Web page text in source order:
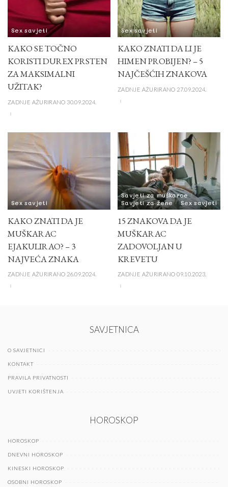
Sex savjeti
KAKO SE TOČNO
KORISTI DUREX PRSTEN
ZA MAKSIMALNI
UŽITAK?
ZADNJE AŽURIRANO 30.09.2024.
Sex savjeti
KAKO ZNATI DA LI JE
HIMEN PROBIJEN? – 5
NAJČEŠĆIH ZNAKOVA
ZADNJE AŽURIRANO 27.09.2024.
Sex savjeti
KAKO ZNATI DA JE
MUŠKARAC
EJAKULIRAO? – 3
NAJVEĆA ZNAKA
ZADNJE AŽURIRANO 26.09.2024.
Savjeti za muškarce
Savjeti za žene
Sex savjeti
15 ZNAKOVA DA JE
MUŠKARAC
ZADOVOLJAN U
KREVETU
ZADNJE AŽURIRANO 09.10.2023.
SAVJETNICA
O SAVJETNICI
KONTAKT
PRAVILA PRIVATNOSTI
UVJETI KORIŠTENJA
HOROSKOP
HOROSKOP
DNEVNI HOROSKOP
KINESKI HOROSKOP
OSOBNI HOROSKOP